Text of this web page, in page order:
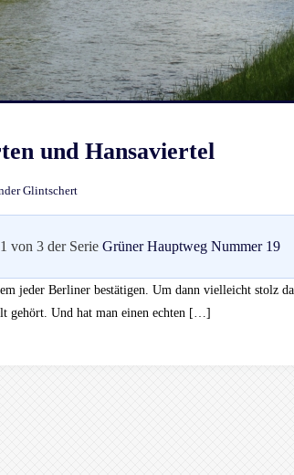
und Hansaviertel
Glintschert
von 3 der Serie Grüner Hauptweg Nummer 19
jeder Berliner bestätigen. Um dann vielleicht stolz
gehört. Und hat man einen echten […]